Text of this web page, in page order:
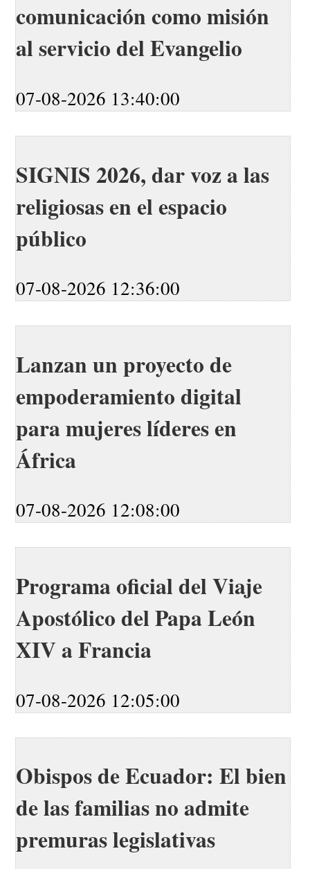
comunicación como misión
al servicio del Evangelio
07-08-2026 13:40:00
SIGNIS 2026, dar voz a las
religiosas en el espacio
público
07-08-2026 12:36:00
Lanzan un proyecto de
empoderamiento digital
para mujeres líderes en
África
07-08-2026 12:08:00
Programa oficial del Viaje
Apostólico del Papa León
XIV a Francia
07-08-2026 12:05:00
Obispos de Ecuador: El bien
de las familias no admite
premuras legislativas